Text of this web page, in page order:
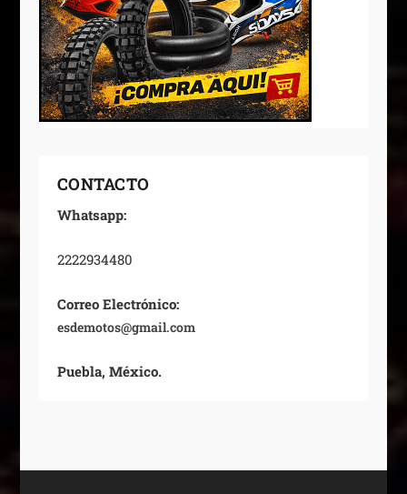
CONTACTO
Whatsapp:
2222934480
Correo Electrónico:
esdemotos@gmail.com
Puebla, México.